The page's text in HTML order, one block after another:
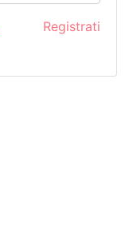
Registrati